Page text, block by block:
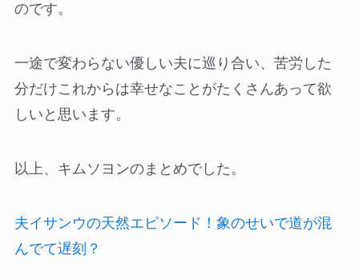
のです。
一途で変わらない優しい夫に巡り合い、苦労した
分だけこれからは幸せなことがたくさんあって欲
しいと思います。
以上、キムソヨンのまとめでした。
夫イサンウの天然エピソード！象のせいで道が混
んでて遅刻？